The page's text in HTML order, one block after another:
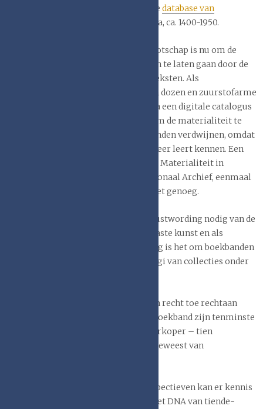
onderzoeksinstrument in wording: de database van
in Lage Landen en Europa, ca. 1400-1950.
Het meest urgente doel van het Genootschap is nu om de
kennis over de boekband niet verloren te laten gaan door de
grote focus op de digitalisering van teksten. Als
boekenbanden worden opgeborgen in dozen en zuurstofarme
depots die alleen toegankelijk zijn via een digitale catalogus
die onvoldoende zoektermen bevat om de materialiteit te
ontsluiten, zal de interesse in boekbanden verdwijnen, omdat
niemand ze meer kent, en ook niet meer leert kennen. Een
goede aanzet daartoe is de Dag van de Materialiteit in
samenwerking met de KB en het Nationaal Archief, eenmaal
per anderhalf jaar. Maar dat is lang niet genoeg.
Voor de toekomst is een grotere bewustwording nodig van de
kwaliteit van de boekband als toegepaste kunst en als
archeologisch object. Van groot belang is het om boekbanden
te kunnen vinden in de digitale catalogi van collecties onder
Voor het maken van een boek met een recht toe rechtaan
-eeuwse boekband zijn tenminste
– nog afgezien van de auteur en de verkoper – tien
verschillende ambachtslieden bezig geweest van
Vanuit verrassend verschillende perspectieven kan er kennis
opgedaan worden, zoals nu zelfs uit het DNA van tiende-